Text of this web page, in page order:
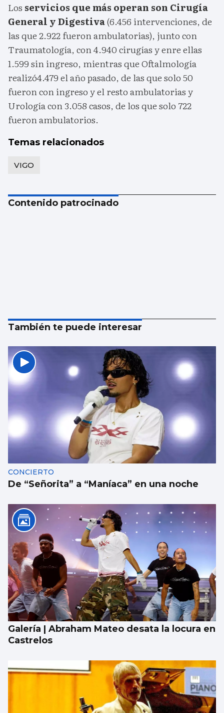
Los servicios que más operan son Cirugía
General y Digestiva(6.456 intervenciones, de
las que 2.922 fueron ambulatorias), junto con
Traumatología, con 4.940 cirugías y enre ellas
1.599 sin ingreso, mientras que Oftalmología
realizó4.479 el año pasado, de las que solo 50
fueron con ingreso y el resto ambulatorias y
Urología con 3.058 casos, de los que solo 722
fueron ambulatorios.
Temas relacionados
VIGO
Contenido patrocinado
También te puede interesar
CONCIERTO
De “Señorita” a “Maníaca” en una noche
Galería | Abraham Mateo desata la locura en
Castrelos